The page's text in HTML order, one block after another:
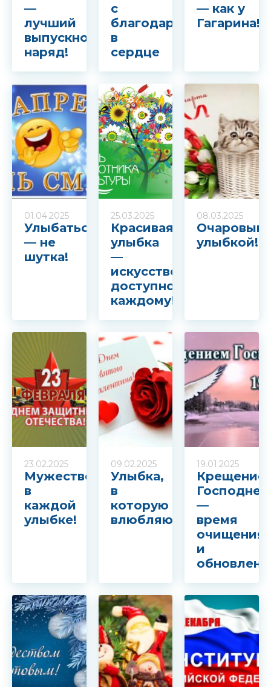
Записаться
на приём
—
лучший
выпускной
наряд!
с
благодарностью
в
сердце
— как у
Гагарина!
01.04.2025
Улыбаться
— не
шутка!
25.03.2025
Красивая
улыбка
—
искусство,
доступное
каждому!
08.03.2025
улыбкой!
23.02.2025
Мужество
в
каждой
улыбке!
09.02.2025
Улыбка,
в
которую
влюбляются!
19.01.2025
Крещение
Господне
—
время
очищения
и